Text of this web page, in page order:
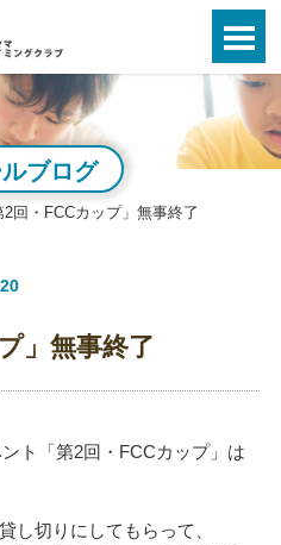
ブログ
2回・FCCカップ」無事終了
」無事終了
ト「第2回・FCCカップ」は
し切りにしてもらって、